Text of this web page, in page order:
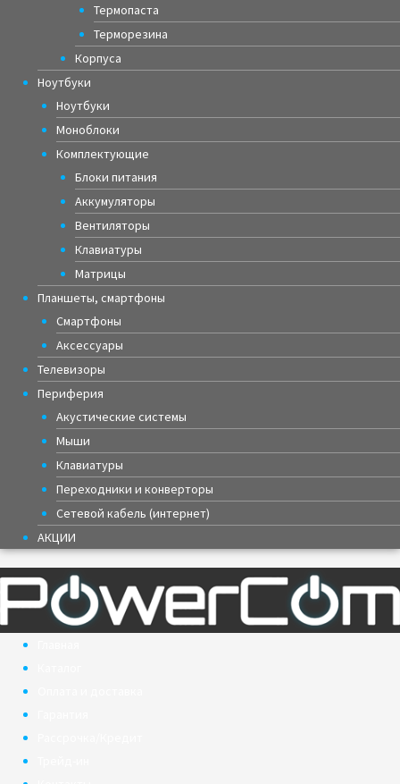
Термопаста
Терморезина
Корпуса
Ноутбуки
Ноутбуки
Моноблоки
Комплектующие
Блоки питания
Аккумуляторы
Вентиляторы
Клавиатуры
Матрицы
Планшеты, смартфоны
Смартфоны
Аксессуары
Телевизоры
Периферия
Акустические системы
Мыши
Клавиатуры
Переходники и конверторы
Сетевой кабель (интернет)
АКЦИИ